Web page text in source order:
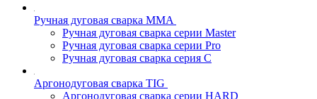
Ручная дуговая сварка MMA
Ручная дуговая сварка серии Master
Ручная дуговая сварка серии Pro
Ручная дуговая сварка серия С
Аргонодуговая сварка TIG
Аргонодуговая сварка серии HARD